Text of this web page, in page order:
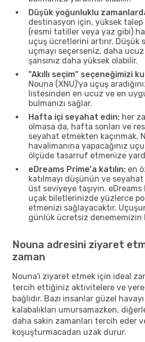
Düşük yoğunluklu
destinasyon için, yüksek
(resmi tatiller veya yaz gibi)
uçuş ücretlerini artırır. Düşük
uçmayı seçerseniz, daha
şansınız daha yüksek olabilir.
"Akıllı seçim" seçeneğimizi
Nouna (XNU)'ya uçuş
listesinden en ucuz ve en
bulmanızı sağlar.
Hafta içi seyahat edin: her
olmasa da, hafta sonları ve
seyahat etmekten kaçınmak,
havalimanına yapacağınız
ölçüde tasarruf etmenize
eDreams Prime'a katılın: en
katılmayı düşünün ve
üst seviyeye taşıyın.
uçak biletlerinizde yüzlerce
etmenizi sağlayacaktır.
günlük ücretsiz denememizin
Nouna adresini ziyaret
zaman
Nouna'i ziyaret etmek için ideal
tercih ettiğiniz aktivitelere ve
bağlıdır. Bazı insanlar güzel
kalabalıkları umursamazken,
daha sakin zamanları tercih eder
koşuşturmacadan uzak durur.